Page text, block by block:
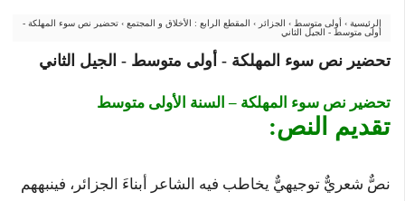
الرئيسية › أولى متوسط › الجزائر › المقطع الرابع : الأخلاق و المجتمع › تحضير نص سوء المهلكة -
أولى متوسط - الجيل الثاني
تحضير نص سوء المهلكة - أولى متوسط - الجيل الثاني
تحضير نص سوء المهلكة – السنة الأولى متوسط
تقديم النص:
نصٌّ شعريٌّ توجيهيٌّ يخاطب فيه الشاعر أبناءَ الجزائر، فينبههم